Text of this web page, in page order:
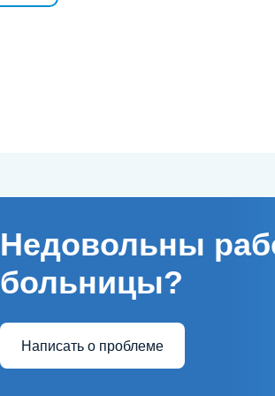
Недовольны
больницы?
Написать о проблеме